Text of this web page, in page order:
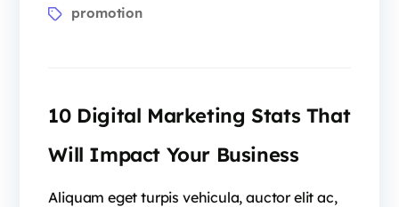
promotion
10 Digital Marketing Stats That
Will Impact Your Business
Aliquam eget turpis vehicula, auctor elit ac,